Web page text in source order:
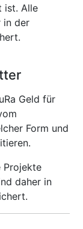
ist. Alle
in der
Geld für
Form und
Projekte
daher in